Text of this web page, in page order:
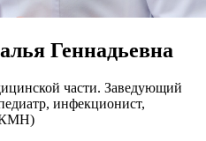
Геннадьевна
части. Заведующий
инфекционист,